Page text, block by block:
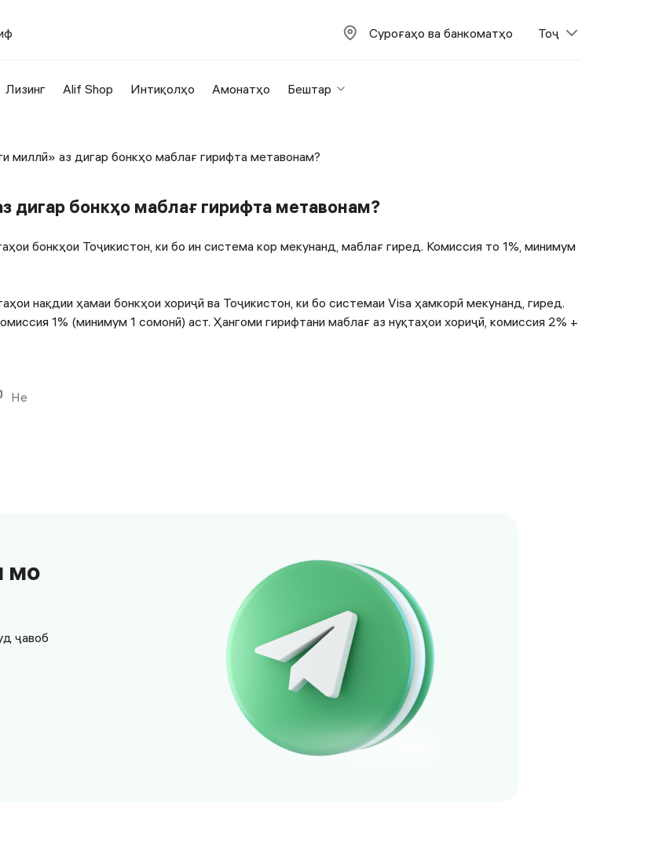
Суроғаҳо ва банкоматҳо Тоҷ
Лизинг Alif Shop Интиқолҳо Амонатҳо Бештар
миллӣ» аз дигар бонкҳо маблағ гирифта метавонам?
дигар бонкҳо маблағ гирифта метавонам?
бонкҳои Тоҷикистон, ки бо ин система кор мекунанд, маблағ гиред. Комиссия то 1%, минимум
нақдии ҳамаи бонкҳои хориҷӣ ва Тоҷикистон, ки бо системаи Visa ҳамкорӣ мекунанд, гиред.
1% (минимум 1 сомонӣ) аст. Ҳангоми гирифтани маблағ аз нуқтаҳои хориҷӣ, комиссия 2% +
Не
мо
ҷавоб